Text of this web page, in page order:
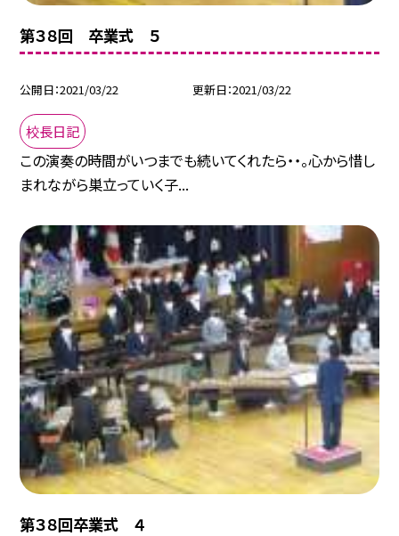
第３８回 卒業式 ５
公開日 2021/03/22 更新日 2021/03/22
校長日記
この演奏の時間がいつまでも続いてくれたら・・。心から惜し
まれながら巣立っていく子...
第３８回卒業式 ４